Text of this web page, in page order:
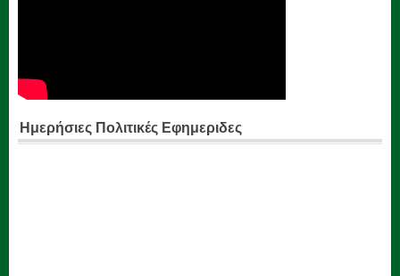
Ημερήσιες Πολιτικές Εφημεριδες